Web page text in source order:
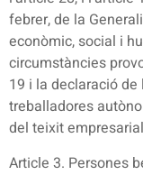
febrer, de la
econòmic, social i
circumstàncies
19 i la declaració de
treballadores
del teixit
Article 3. Persones